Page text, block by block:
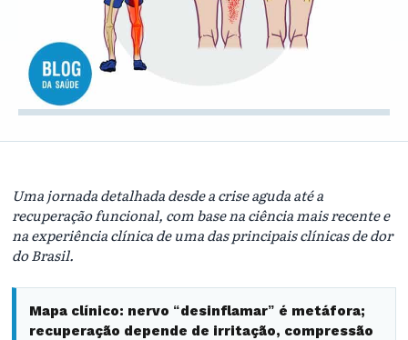
Uma jornada detalhada desde a crise aguda até a
recuperação funcional, com base na ciência mais recente e
na experiência clínica de uma das principais clínicas de dor
do Brasil.
Mapa clínico: nervo “desinflamar” é metáfora;
recuperação depende de irritação, compressão